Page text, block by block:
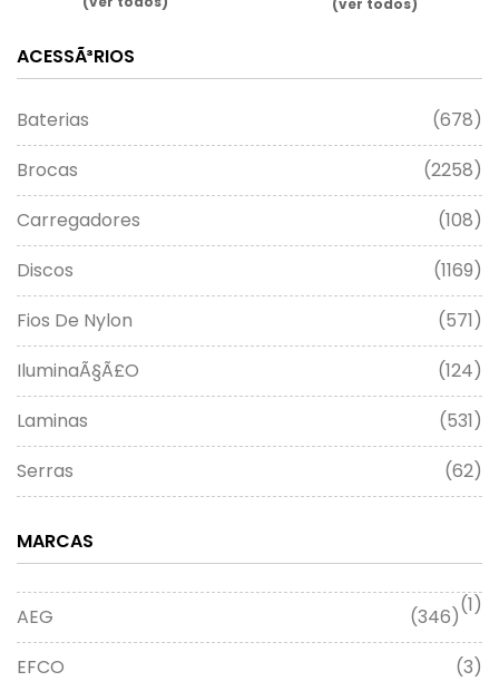
ACESSÃ³RIOS
Baterias
(678)
Brocas
(2258)
Carregadores
(108)
Discos
(1169)
Fios De Nylon
(571)
IluminaÃ§Ã£o
(124)
Laminas
(531)
Serras
(62)
MARCAS
(1)
AEG
(346)
EFCO
(3)